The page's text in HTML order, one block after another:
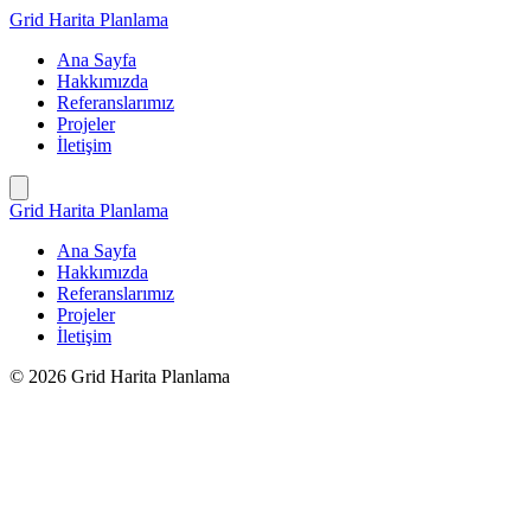
İçeriğe
Grid Harita Planlama
Ana Sayfa
Hakkımızda
Referanslarımız
Projeler
İletişim
Grid Harita Planlama
Ana Sayfa
Hakkımızda
Referanslarımız
Projeler
İletişim
© 2026 Grid Harita Planlama